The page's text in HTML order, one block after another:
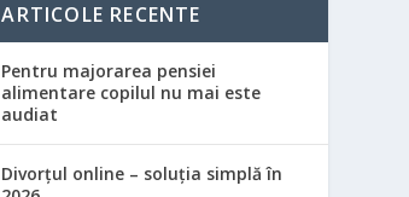
ARTICOLE RECENTE
Pentru majorarea pensiei
alimentare copilul nu mai este
audiat
Divorțul online – soluția simplă în